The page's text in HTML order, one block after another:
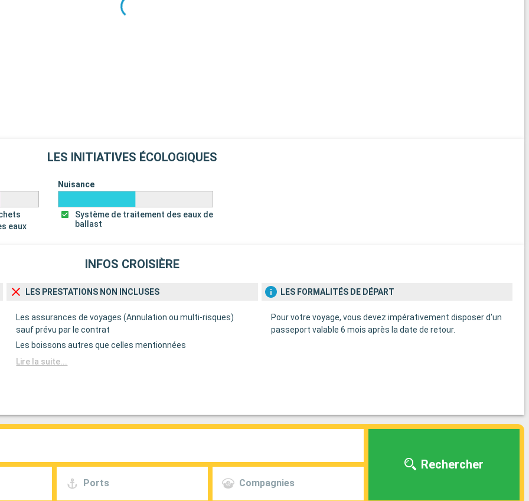
renommé
bâtiments
ânes pour
des
siècle,
les
pour des
de Den
au
de l'île.
et les
pour son
et ses
LES INITIATIVES ÉCOLOGIQUES
eaux
Nuisance
Système de traitement des eaux de
ballast
INFOS CROISIÈRE
LES PRESTATIONS NON INCLUSES
Les assurances de voyages (Annulation ou multi-risques)
sauf prévu par le contrat
Les boissons autres que celles mentionnées
Lire la suite...
LES FORMALITÉS DE DÉPART
Pour votre voyage, vous devez impérativement disposer d'un
passeport valable 6 mois après la date de retour.
Ports Compagnies
Rechercher